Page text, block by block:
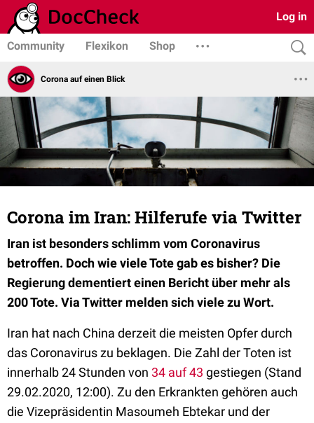
Log in
Community Flexikon Shop
Corona auf einen Blick
Corona im Iran: Hilferufe via Twitter
Iran ist besonders schlimm vom Coronavirus
betroffen. Doch wie viele Tote gab es bisher? Die
Regierung dementiert einen Bericht über mehr als
200 Tote. Via Twitter melden sich viele zu Wort.
Iran hat nach China derzeit die meisten Opfer durch
das Coronavirus zu beklagen. Die Zahl der Toten ist
innerhalb 24 Stunden von 34 auf 43 gestiegen (Stand
29.02.2020, 12:00). Zu den Erkrankten gehören auch
die Vizepräsidentin Masoumeh Ebtekar und der